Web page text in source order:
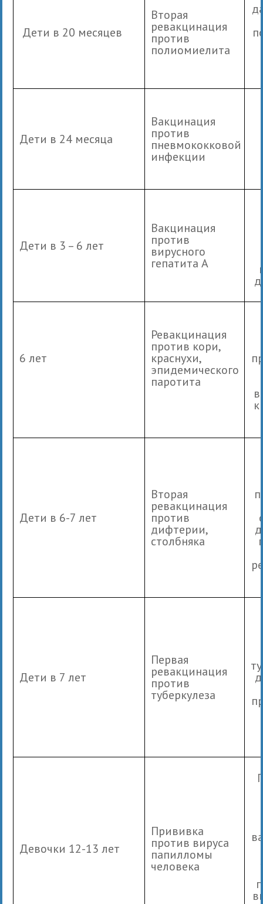
Дети в 20 месяцев
Вторая
ревакцинация
против
полиомиелита
Дети в 24 месяца
Вакцинация
против
пневмококковой
инфекции
Дети в 3 – 6 лет
Вакцинация
против
вирусного
гепатита А
6 лет
Ревакцинация
против кори,
краснухи,
эпидемического
паротита
Дети в 6-7 лет
Вторая
ревакцинация
против
дифтерии,
столбняка
Дети в 7 лет
Первая
ревакцинация
против
туберкулеза
Девочки 12-13 лет
Прививка
против вируса
папилломы
человека